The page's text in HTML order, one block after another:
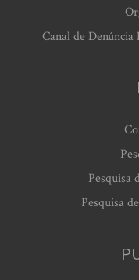
Canal de
Pesquisa
Pesquisa